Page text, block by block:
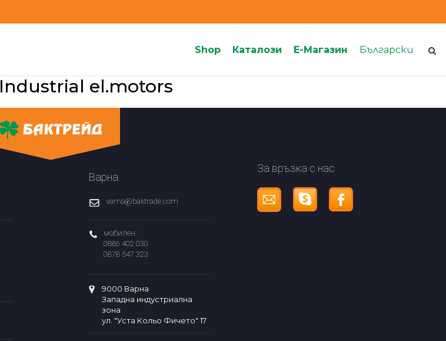
Shop Каталози Е-Магазин Български
Industrial el.motors
Варна
varna@baktrade.com
мобилен:
0886 402 030
0878 547 323
9000 Варна
Западна индустриална
зона
ул. "Уста Кольо Фичето" 17
За връзка с нас